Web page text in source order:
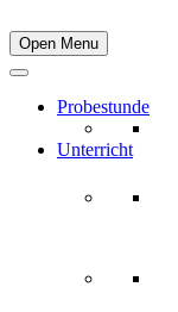
Open Menu
Probestunde
Unterricht